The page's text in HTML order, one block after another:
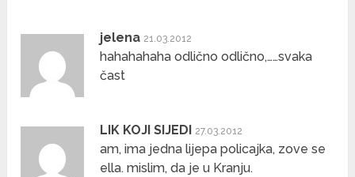
jelena 21.03.2012
hahahahaha odlično odlično,……svaka
čast
LIK KOJI SIJEDI 27.03.2012
am, ima jedna lijepa policajka, zove se
ella. mislim, da je u Kranju.